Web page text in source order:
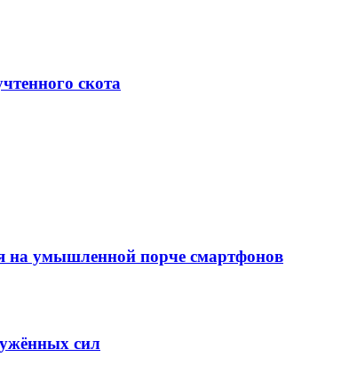
скота
на умышленной порче смартфонов
сил